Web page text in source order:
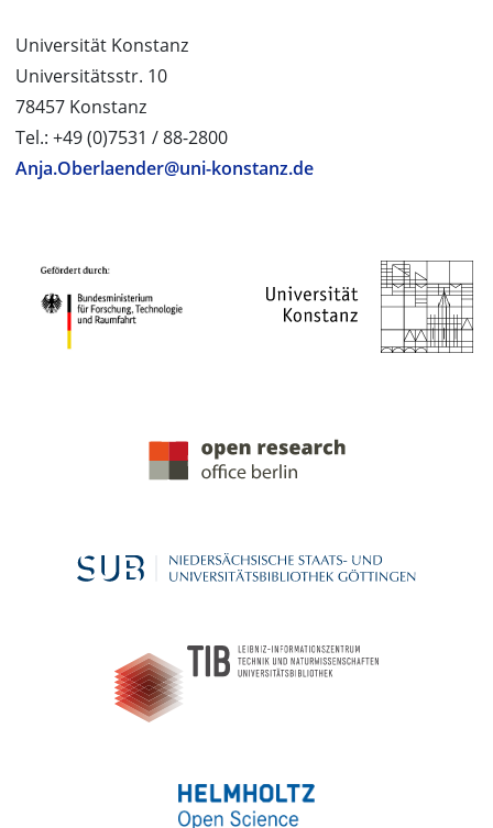
Universität Konstanz
Universitätsstr. 10
78457 Konstanz
Tel.: +49 (0)7531 / 88-2800
Anja.Oberlaender@uni-konstanz.de